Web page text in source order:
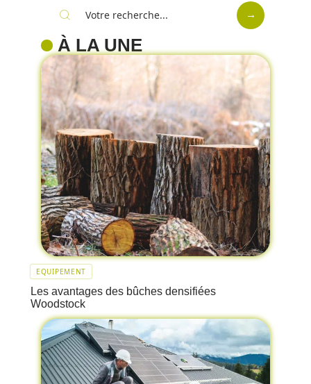
À LA UNE
EQUIPEMENT
Les avantages des bûches densifiées
Woodstock